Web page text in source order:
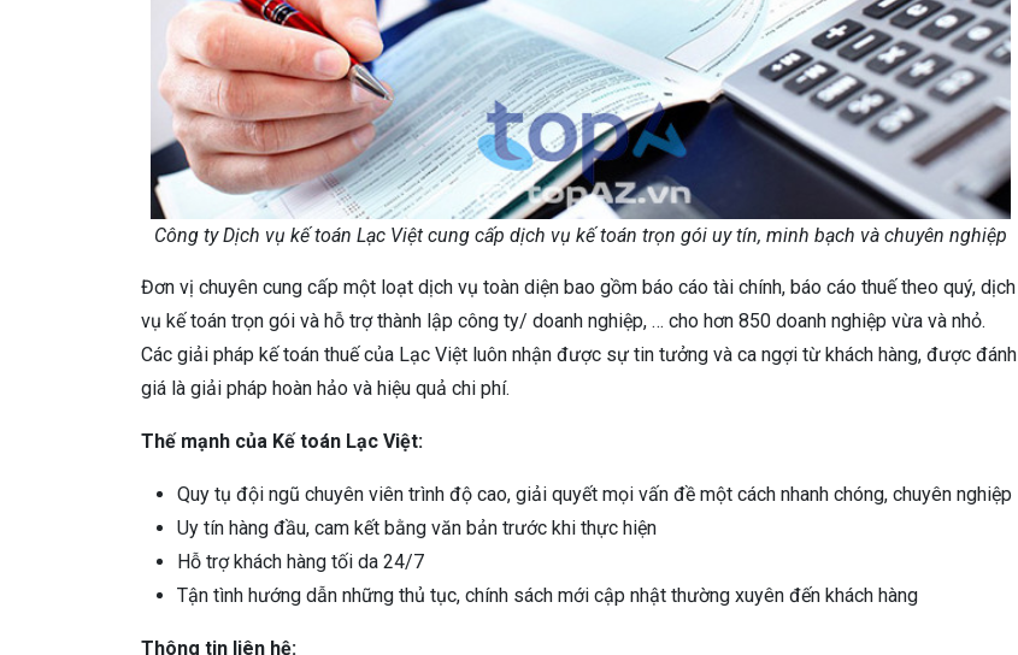
Công ty Dịch vụ kế toán Lạc Việt cung cấp dịch vụ kế toán trọn gói uy tín, minh bạch và chuyên nghiệp
Đơn vị chuyên cung cấp một loạt dịch vụ toàn diện bao gồm báo cáo tài chính, báo cáo thuế theo quý, dịch
vụ kế toán trọn gói và hỗ trợ thành lập công ty/ doanh nghiệp, … cho hơn 850 doanh nghiệp vừa và nhỏ.
Các giải pháp kế toán thuế của Lạc Việt luôn nhận được sự tin tưởng và ca ngợi từ khách hàng, được đánh
giá là giải pháp hoàn hảo và hiệu quả chi phí.
Thế mạnh của Kế toán Lạc Việt:
Quy tụ đội ngũ chuyên viên trình độ cao, giải quyết mọi vấn đề một cách nhanh chóng, chuyên nghiệp
Uy tín hàng đầu, cam kết bằng văn bản trước khi thực hiện
Hỗ trợ khách hàng tối da 24/7
Tận tình hướng dẫn những thủ tục, chính sách mới cập nhật thường xuyên đến khách hàng
Thông tin liên hệ: